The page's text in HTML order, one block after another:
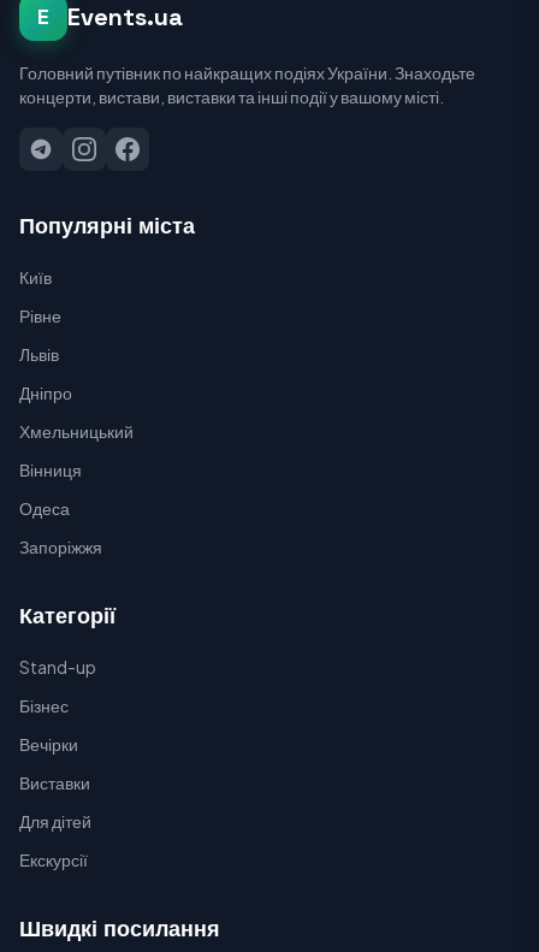
E Events.ua
Головний путівник по найкращих подіях України. Знаходьте
концерти, вистави, виставки та інші події у вашому місті.
Популярні міста
Київ
Рівне
Львів
Дніпро
Хмельницький
Вінниця
Одеса
Запоріжжя
Категорії
Stand-up
Бізнес
Вечірки
Виставки
Для дітей
Екскурсії
Швидкі посилання